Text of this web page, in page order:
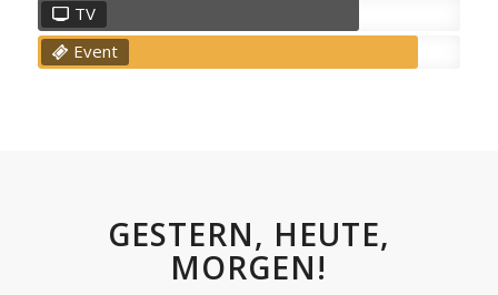
TV
Event
GESTERN, HEUTE,
MORGEN!